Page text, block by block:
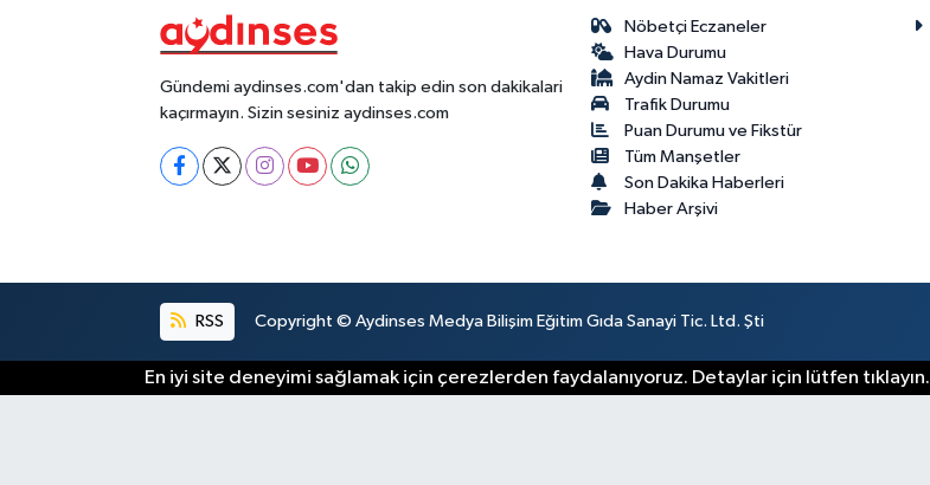
Gündemi aydinses.com'dan takip edin son dakikalari
kaçırmayın. Sizin sesiniz aydinses.com
Nöbetçi Eczaneler
Hava Durumu
Aydin Namaz Vakitleri
Trafik Durumu
Puan Durumu ve Fikstür
Tüm Manşetler
Son Dakika Haberleri
Haber Arşivi
RSS Copyright © Aydinses Medya Bilişim Eğitim Gıda Sanayi Tic. Ltd. Şti
En iyi site deneyimi sağlamak için çerezlerden faydalanıyoruz. Detaylar için lütfen tıklayın.